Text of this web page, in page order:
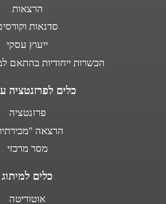
הרצאות
סדנאות
ייעוץ עסקי
הכשרות ייחודיות בהתאם
כלים לפרזנטציה
פרזנטציה
הרצאה
מסר מרכזי
כלים למיתוג
אוטוריטה